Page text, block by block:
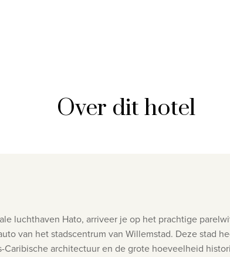
Over dit hotel
luchthaven Hato, arriveer je op het prachtige
van het stadscentrum van Willemstad. Deze stad
architectuur en de grote hoeveelheid